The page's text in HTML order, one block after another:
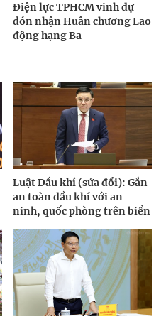
Điện lực TPHCM vinh dự
đón nhận Huân chương Lao
động hạng Ba
Luật Dầu khí (sửa đổi): Gắn
an toàn dầu khí với an
ninh, quốc phòng trên biển